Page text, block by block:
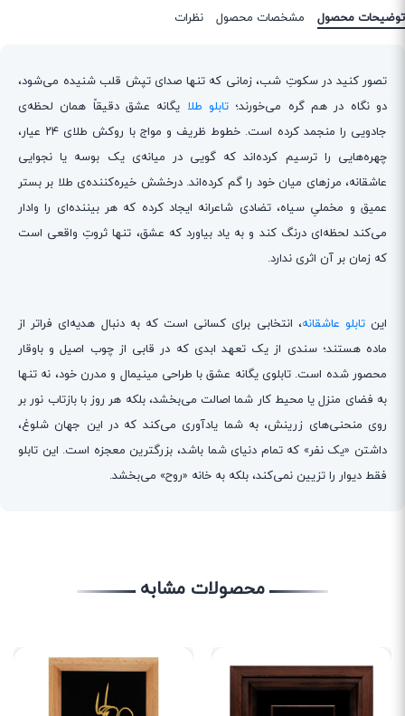
توضیحات محصول مشخصات محصول نظرات
تصور کنید در سکوتِ شب، زمانی که تنها صدای تپش قلب شنیده می‌شود،
دو نگاه در هم گره می‌خورند؛ تابلو طلا یگانه عشق دقیقاً همان لحظه‌ی
جادویی را منجمد کرده است. خطوط ظریف و مواج با روکش طلای ۲۴ عیار،
چهره‌هایی را ترسیم کرده‌اند که گویی در میانه‌ی یک بوسه یا نجوایی
عاشقانه، مرزهای میان خود را گم کرده‌اند. درخشش خیره‌کننده‌ی طلا بر بستر
عمیق و مخملیِ سیاه، تضادی شاعرانه ایجاد کرده که هر بیننده‌ای را وادار
می‌کند لحظه‌ای درنگ کند و به یاد بیاورد که عشق، تنها ثروتِ واقعی است
که زمان بر آن اثری ندارد.
اینتابلو عاشقانه، انتخابی برای کسانی است که به دنبال هدیه‌ای فراتر از
ماده هستند؛ سندی از یک تعهد ابدی که در قابی از چوب اصیل و باوقار
محصور شده است. تابلوی یگانه عشق با طراحی مینیمال و مدرن خود، نه تنها
به فضای منزل یا محیط کار شما اصالت می‌بخشد، بلکه هر روز با بازتاب نور بر
روی منحنی‌های زرینش، به شما یادآوری می‌کند که در این جهان شلوغ،
داشتن «یک نفر» که تمام دنیای شما باشد، بزرگترین معجزه است. این تابلو
فقط دیوار را تزیین نمی‌کند، بلکه به خانه «روح» می‌بخشد.
محصولات مشابه